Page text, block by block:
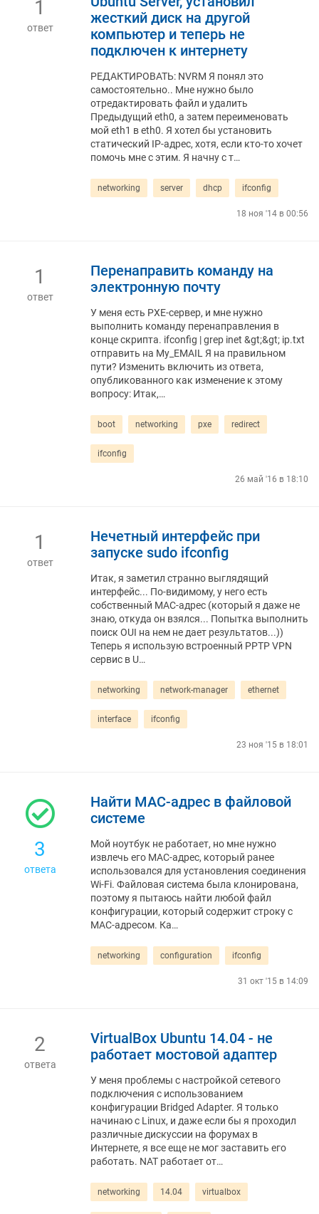
1
ответ
жесткий диск на другой
компьютер и теперь не
подключен к интернету
РЕДАКТИРОВАТЬ: NVRM Я понял это
самостоятельно.. Мне нужно было
отредактировать файл и удалить
Предыдущий eth0, а затем переименовать
мой eth1 в eth0. Я хотел бы установить
статический IP-адрес, хотя, если кто-то хочет
помочь мне с этим. Я начну с т…
networking server dhcp ifconfig
18 ноя '14 в 00:56
1
ответ
Перенаправить команду на
электронную почту
У меня есть PXE-сервер, и мне нужно
выполнить команду перенаправления в
конце скрипта. ifconfig | grep inet &gt;&gt; ip.txt
отправить на My_EMAIL Я на правильном
пути? Изменить включить из ответа,
опубликованного как изменение к этому
вопросу: Итак,…
boot networking pxe redirect
ifconfig
26 май '16 в 18:10
1
ответ
Нечетный интерфейс при
запуске sudo ifconfig
Итак, я заметил странно выглядящий
интерфейс... По-видимому, у него есть
собственный MAC-адрес (который я даже не
знаю, откуда он взялся... Попытка выполнить
поиск OUI на нем не дает результатов...))
Теперь я использую встроенный PPTP VPN
сервис в U…
networking network-manager ethernet
interface ifconfig
23 ноя '15 в 18:01
3
ответа
Найти MAC-адрес в файловой
системе
Мой ноутбук не работает, но мне нужно
извлечь его MAC-адрес, который ранее
использовался для установления соединения
Wi-Fi. Файловая система была клонирована,
поэтому я пытаюсь найти любой файл
конфигурации, который содержит строку с
MAC-адресом. Ка…
networking configuration ifconfig
31 окт '15 в 14:09
2
ответа
VirtualBox Ubuntu 14.04 - не
работает мостовой адаптер
У меня проблемы с настройкой сетевого
подключения с использованием
конфигурации Bridged Adapter. Я только
начинаю с Linux, и даже если бы я проходил
различные дискуссии на форумах в
Интернете, я все еще не мог заставить его
работать. NAT работает от…
networking 14.04 virtualbox